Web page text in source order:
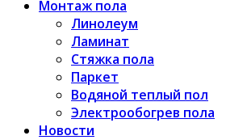
Монтаж пола
Линолеум
Ламинат
Стяжка пола
Паркет
Водяной теплый пол
Электрообогрев пола
Новости